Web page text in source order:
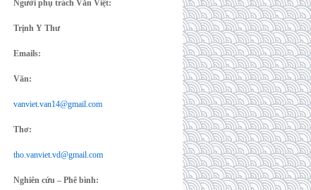
Người phụ trách Văn Việt:
Trịnh Y Thư
Emails:
Văn:
vanviet.van14@gmail.com
Thơ:
tho.vanviet.vd@gmail.com
Nghiên cứu – Phê bình: